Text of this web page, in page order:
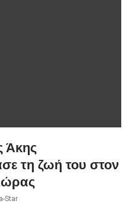
Άκης
τη ζωή του στον
Star